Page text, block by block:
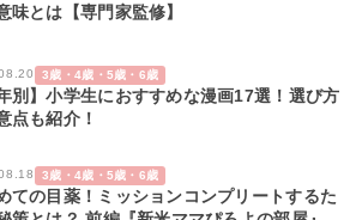
味とは【専門家監修】
3歳・4歳・5歳・6歳
別】小学生におすすめな漫画17選！選び方
点も紹介！
3歳・4歳・5歳・6歳
ての目薬！ミッションコンプリートするた